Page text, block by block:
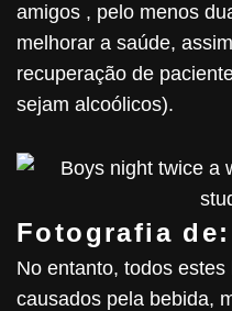
amigos , pelo menos
melhorar a saúde,
recuperação de
sejam alcoólicos).
Fotografia de:
No entanto, todos
causados pela bebida,